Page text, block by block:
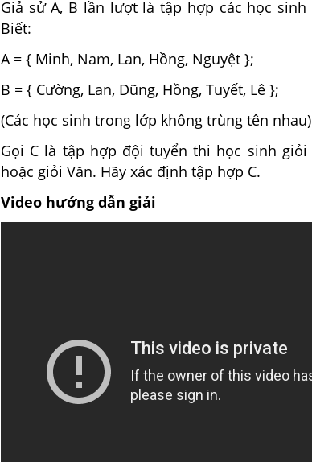
Giả sử A, B lần lượt là tập hợp các học sinh
Biết:
A = { Minh, Nam, Lan, Hồng, Nguyệt };
B = { Cường, Lan, Dũng, Hồng, Tuyết, Lê };
(Các học sinh trong lớp không trùng tên nhau)
Gọi C là tập hợp đội tuyển thi học sinh
hoặc giỏi Văn. Hãy xác định tập hợp C.
Video hướng dẫn giải